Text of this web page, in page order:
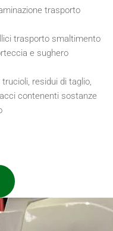
trasporto
trasporto smaltimento
e sughero
residui di taglio,
contenenti sostanze